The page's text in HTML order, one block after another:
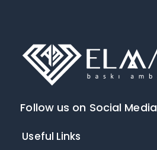
Follow us on Social Media
Useful Links